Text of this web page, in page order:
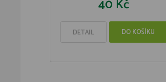
40 Kč
DETAIL DO KOŠÍKU